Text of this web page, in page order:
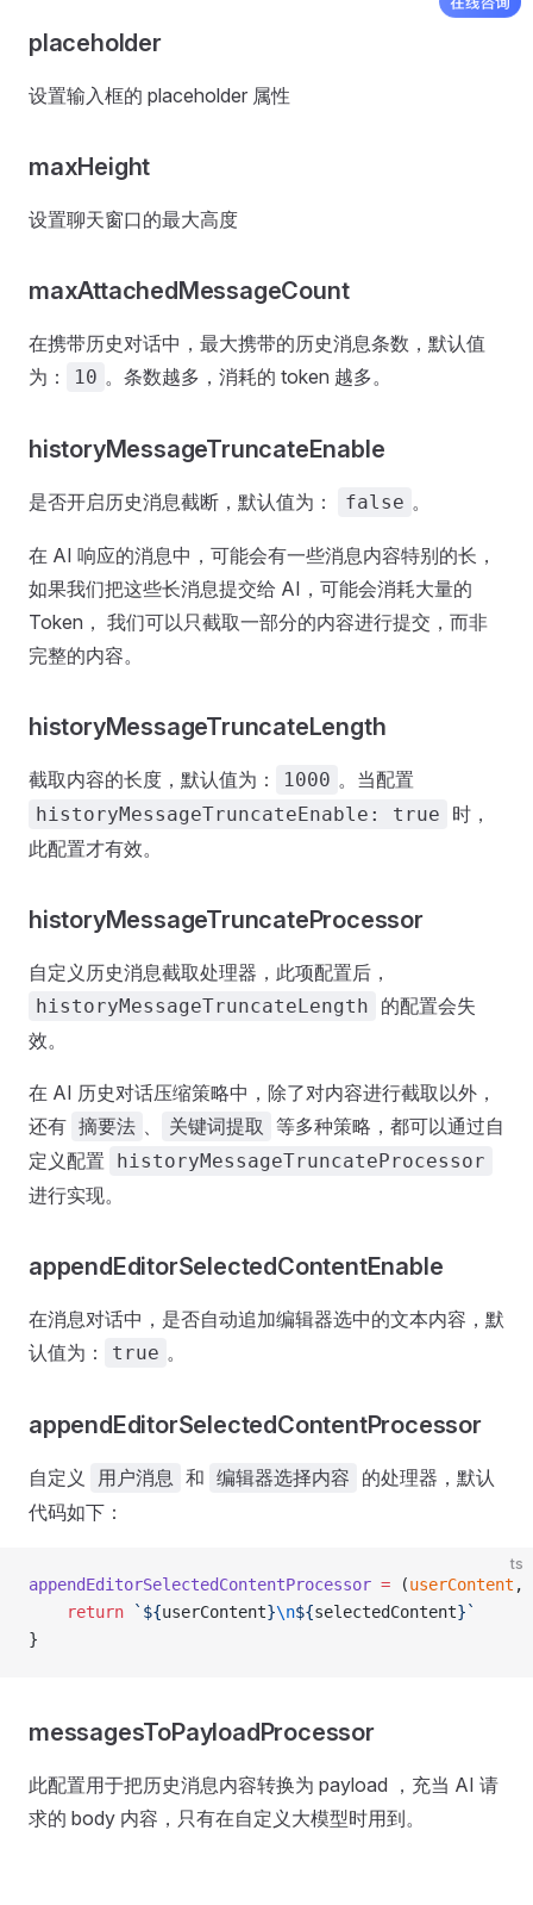
placeholder
设置输入框的 placeholder 属性
maxHeight
设置聊天窗口的最大高度
maxAttachedMessageCount
在携带历史对话中，最大携带的历史消息条数，默认值
为：
10 。条数越多，消耗的 token 越多。
historyMessageTruncateEnable
是否开启历史消息截断，默认值为： false 。
在 AI 响应的消息中，可能会有一些消息内容特别的长，
如果我们把这些长消息提交给 AI，可能会消耗大量的
Token， 我们可以只截取一部分的内容进行提交，而非
完整的内容。
historyMessageTruncateLength
截取内容的长度，默认值为： 1000 。当配置
historyMessageTruncateEnable: true
时，
此配置才有效。
historyMessageTruncateProcessor
自定义历史消息截取处理器，此项配置后，
historyMessageTruncateLength
的配置会失
效。
在 AI 历史对话压缩策略中，除了对内容进行截取以外，
还有 摘要法 、 关键词提取
等多种策略，都可以通过自
定义配置
historyMessageTruncateProcessor
进行实现。
appendEditorSelectedContentEnable
在消息对话中，是否自动追加编辑器选中的文本内容，默
认值为：
true 。
appendEditorSelectedContentProcessor
自定义 用户消息 和 编辑器选择内容
的处理器，默认
代码如下：
ts
appendEditorSelectedContentProcessor = (userContent ,
    return
`${userContent}\n${selectedContent}`
}
messagesToPayloadProcessor
此配置用于把历史消息内容转换为 payload ，充当 AI 请
求的 body 内容，只有在自定义大模型时用到。